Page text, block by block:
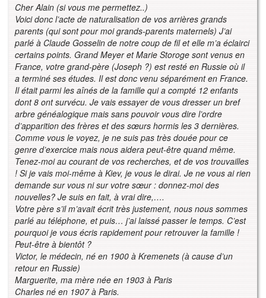
Cher Alain (si vous me permettez..)
Voici donc l’acte de naturalisation de vos arrières grands
parents (qui sont pour moigrands-parents maternels) J’ai
parlé à Claude Gosselin de notre coup de fil et elle m’a éclairci
certains points. Grand Meyer et Marie Storoge sont venus en
France, votre grand-père (Joseph ?) est resté en Russie où il
a terminé ses études. Il est donc venu séparément en France.
Il était parmi les aînés de la famille qui a compté 12 enfants
dont 8 ont survécu. Je vais essayer de vous dresser un bref
arbre généalogique mais sans pouvoir vous dire l’ordre
d’apparition des frères et des sœurs hormis les 3 dernières.
Comme vous le voyez, je ne suis pas très douée pour ce
genre d’exercice mais nous aidera peut-être quand même.
Tenez-moi au courant de vos recherches, et de vos trouvailles
! Si je vais moi-même à Kiev, je vous le dirai. Je ne vous ai rien
demande sur vous ni sur votre sœur : donnez-moi des
nouvelles? Je suis en fait, à vrai dire,….
Votre père s’il m’avait écrit très justement, nous nous sommes
parlé au téléphone, etpuis… j’ai laissé passer le temps. C’est
pourquoi je vous écris rapidement pour retrouver la famille !
Peut-être à bientôt ?
Victor, le médecin, né en 1900 à Kremenets (à cause d’un
retour en Russie)
Marguerite, ma mère née en 1903 à Paris
Charles né en 1907 à Paris.